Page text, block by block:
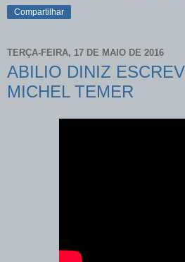
Compartilhar
TERÇA-FEIRA, 17 DE MAIO DE 2016
ABILIO DINIZ
MICHEL TEMER